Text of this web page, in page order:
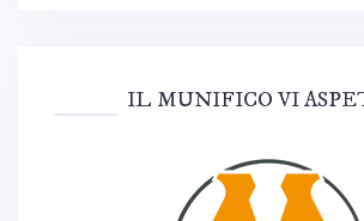
IL MUNIFICO VI